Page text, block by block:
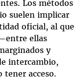
Los métodos
suelen implicar
oficial, al que
ellas
y
intercambio,
acceso.